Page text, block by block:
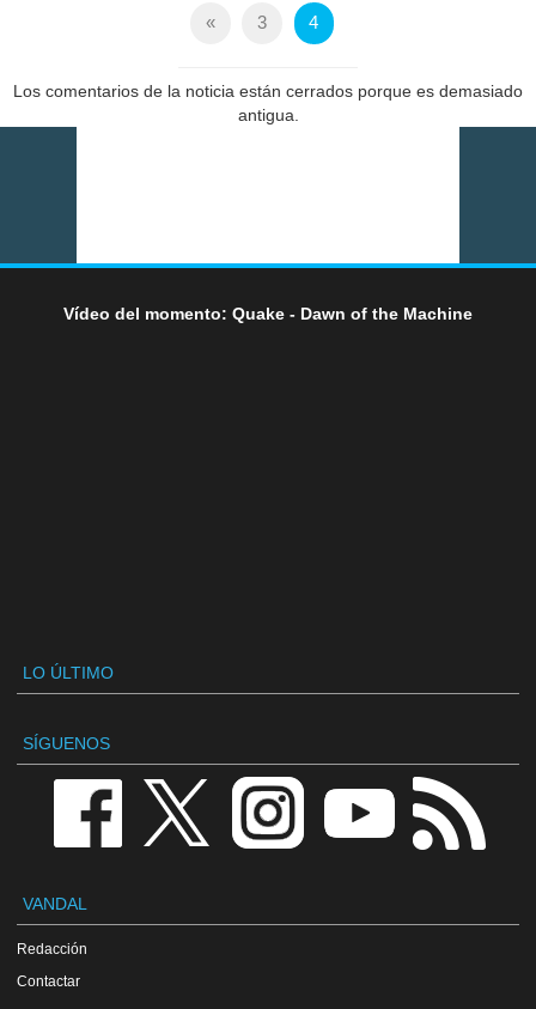
« 3 4
Los comentarios de la noticia están cerrados porque es demasiado
antigua.
Vídeo del momento: Quake - Dawn of the Machine
LO ÚLTIMO
SÍGUENOS
VANDAL
Redacción
Contactar